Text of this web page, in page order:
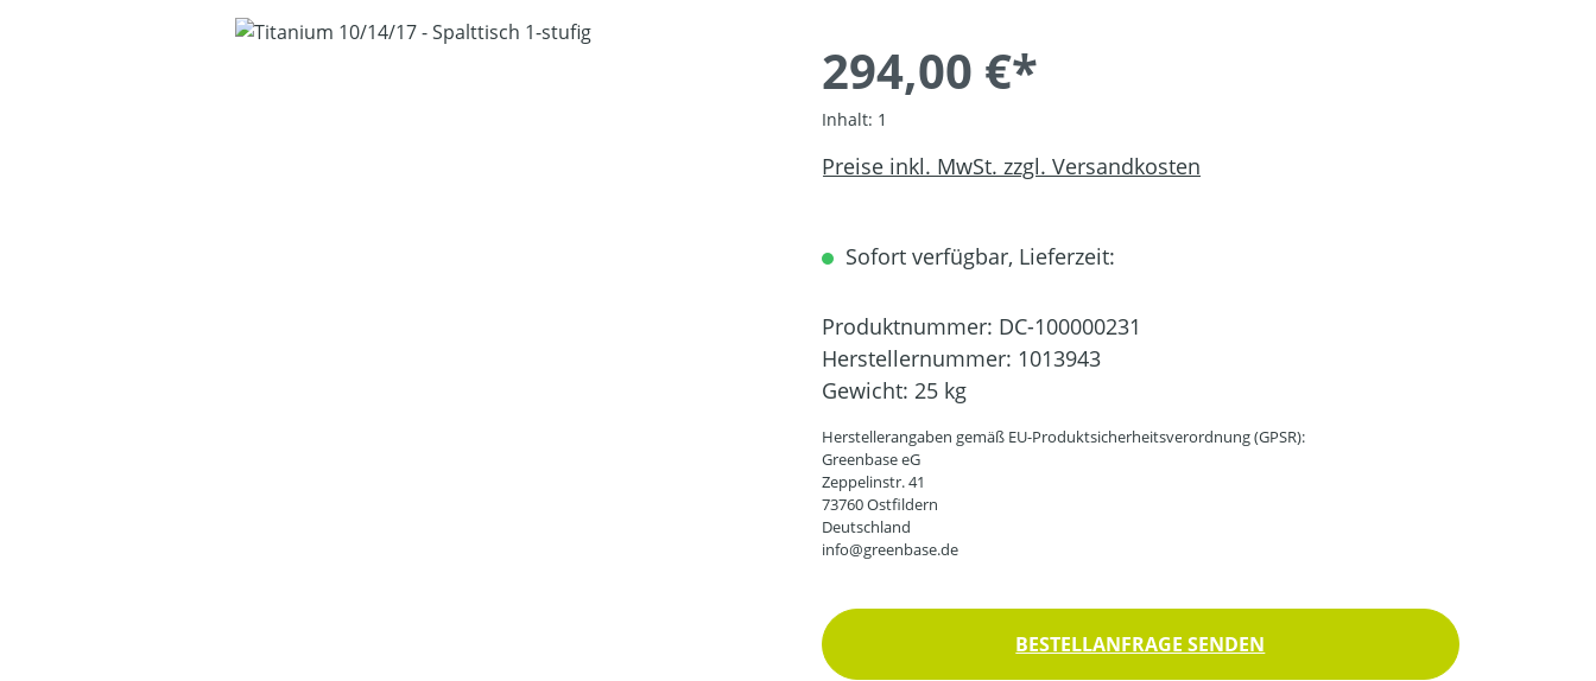
Bildergalerie überspringen
294,00 €*
Inhalt: 1
Preise inkl. MwSt. zzgl. Versandkosten
Sofort verfügbar, Lieferzeit:
Produktnummer: DC-100000231
Herstellernummer: 1013943
Gewicht: 25 kg
Herstellerangaben gemäß EU-Produktsicherheitsverordnung (GPSR):
Greenbase eG
Zeppelinstr. 41
73760 Ostfildern
Deutschland
info@greenbase.de
BESTELLANFRAGE SENDEN